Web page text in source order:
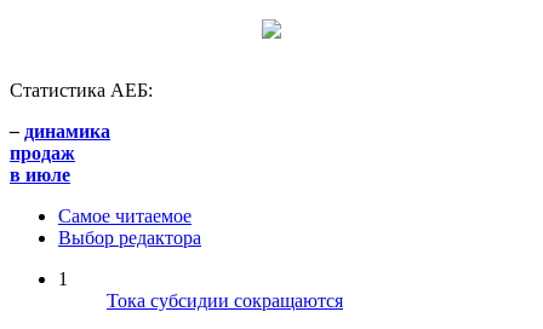
Статистика АЕБ:
– динамика
продаж
в июле
Самое читаемое
Выбор редактора
1
Тока субсидии сокращаются